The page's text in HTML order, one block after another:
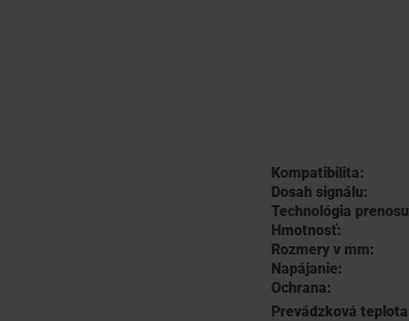
Kompatibilita:
Dosah signálu:
Technológia
Hmotnosť:
Rozmery v mm:
Napájanie:
Ochrana:
Prevádzková